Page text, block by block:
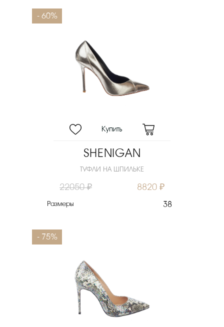
- 60%
SHENIGAN
ТУФЛИ НА ШПИЛЬКЕ
22050 ₽ 8820 ₽
Размеры 38
- 75%